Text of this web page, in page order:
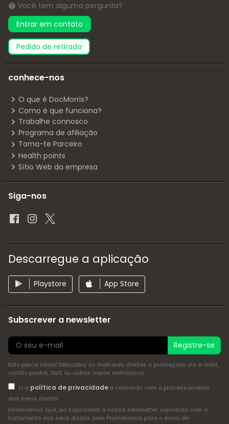
Você tem alguma pergunta?
Entrar em contato
pedido de retirada
conhece-nos
O que é DocMorris?
Como é que funciona?
Trabalhe connosco
Programa de afiliação
Torna-te Parceiro
Health points
Sítio Web da empresa
Siga-nos
Descarregue a aplicação
Playstore App Store
Subscrever a newsletter
Registre-se
Não perca nada! Descubra as melhores ofertas e promoções via e-mail,
cartão postal, SMS ou outros meios eletrónicos
Li a política de privacidadee concordo com o processamento
dos meus dados
Informamos que, ao subscrever a nossa newsletter, concorda com o
tratamento dos seus dados pela Promofarma para o envio de